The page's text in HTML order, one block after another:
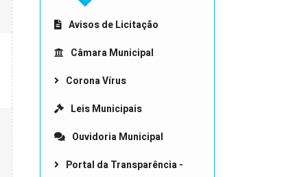
Avisos de Licitação
Câmara Municipal
Corona Vírus
Leis Municipais
Ouvidoria Municipal
Portal da Transparência -